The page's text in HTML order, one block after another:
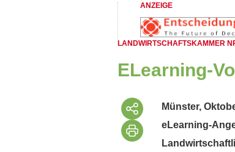
p
t
n
a
v
i
f
a
d
a
v
ANZEIGE
LANDWIRTSCHAFTSKAMMER
ELearning-
Münster,
eLearning-